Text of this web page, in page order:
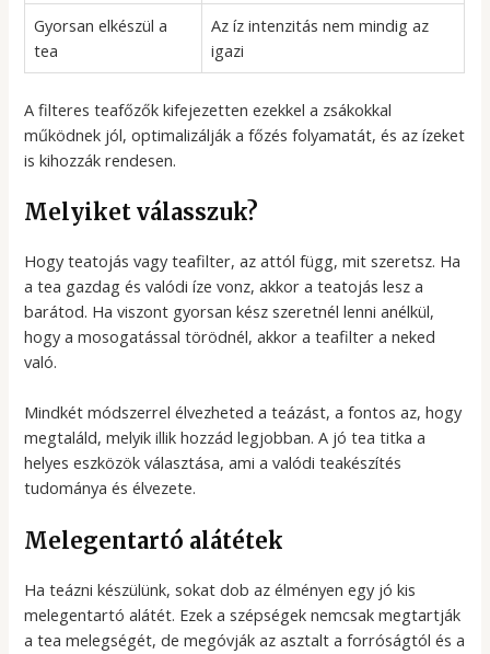
Gyorsan elkészül a
tea
Az íz intenzitás nem mindig az
igazi
A filteres teafőzők kifejezetten ezekkel a zsákokkal
működnek jól, optimalizálják a főzés folyamatát, és az ízeket
is kihozzák rendesen.
Melyiket válasszuk?
Hogy teatojás vagy teafilter, az attól függ, mit szeretsz. Ha
a tea gazdag és valódi íze vonz, akkor a teatojás lesz a
barátod. Ha viszont gyorsan kész szeretnél lenni anélkül,
hogy a mosogatással törödnél, akkor a teafilter a neked
való.
Mindkét módszerrel élvezheted a teázást, a fontos az, hogy
megtaláld, melyik illik hozzád legjobban. A jó tea titka a
helyes eszközök választása, ami a valódi teakészítés
tudománya és élvezete.
Melegentartó alátétek
Ha teázni készülünk, sokat dob az élményen egy jó kis
melegentartó alátét. Ezek a szépségek nemcsak megtartják
a tea melegségét, de megóvják az asztalt a forróságtól és a